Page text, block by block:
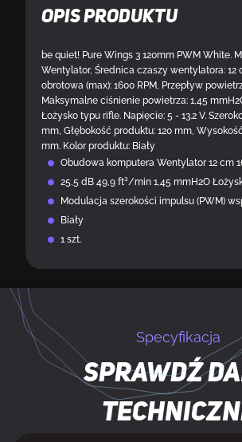
Opis produktu
be quiet! Pure Wings 3 120mm PWM White.
Wentylator, Średnica czaszy wentylatora: 12
obrotowa (max): 1600 RPM, Przepływ
Maksymalne ciśnienie powietrza: 1,45
Łożysko typu rifle. Napięcie: 5 - 13.2 V.
mm, Głębokość produktu: 120 mm,
mm. Kolor produktu: Biały
Obudowa komputera Wentylator 12 cm
25,5 dB 49,9 ft³/min 1,45 mmH2O
Modulacja szerokości impulsu (PWM)
Biały
1 szt.
Specyfikacja
Sprawdź